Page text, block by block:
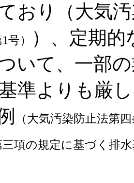
おり（大気
号）
）、定期
いて、一部
準よりも厳
（大気汚染防止法第
項の規定に基づく排